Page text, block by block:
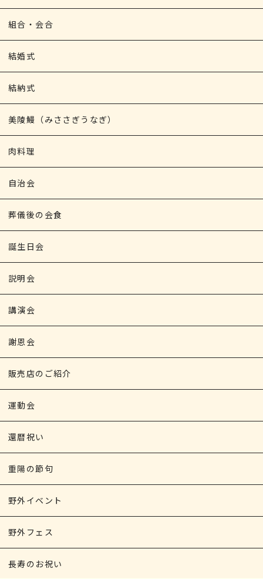
組合・会合
結婚式
結納式
美陵鰻（みささぎうなぎ）
肉料理
自治会
葬儀後の会食
誕生日会
説明会
講演会
謝恩会
販売店のご紹介
運動会
還暦祝い
重陽の節句
野外イベント
野外フェス
長寿のお祝い